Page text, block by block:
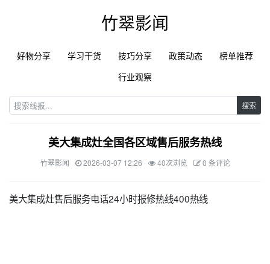
竹翠影闻
好物分享 学习干货 技巧分享 政策动态
榜单推荐
行业观察
搜索
美大集成灶全国各区域售后服务热线
竹翠影闻 2026-03-07 12:26 40次浏览 0 条评论
美大集成灶售后服务电话24小时报修热线400热线